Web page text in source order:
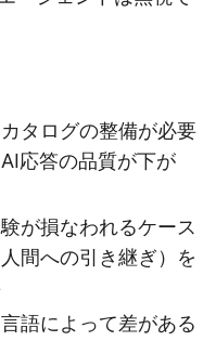
タログの整備が必要
応答の品質が下が
が損なわれるケース
間への引き継ぎ）を
語によって差がある